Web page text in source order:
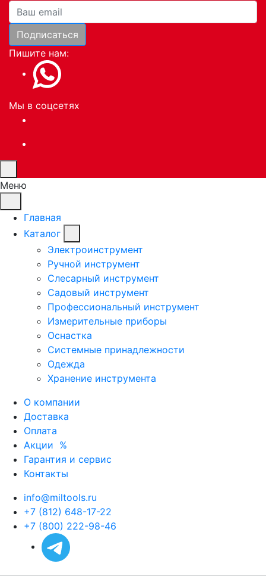
Ваша почта
Подписаться
Пишите нам:
Мы в соцсетях
Меню
Главная
Каталог
Электроинструмент
Ручной инструмент
Слесарный инструмент
Садовый инструмент
Профессиональный инструмент
Измерительные приборы
Оснастка
Системные принадлежности
Одежда
Хранение инструмента
О компании
Доставка
Оплата
Акции %
Гарантия и сервис
Контакты
info@miltools.ru
+7 (812) 648-17-22
+7 (800) 222-98-46